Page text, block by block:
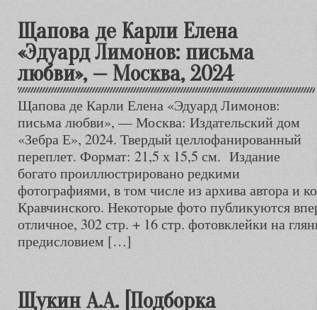
Щапова де Карли Елена
«Эдуард Лимонов: письма
любви», — Москва, 2024
Щапова де Карли Елена «Эдуард Лимонов:
письма любви», — Москва: Издательский дом
«Зебра Е», 2024. Твердый целлофанированный
переплет. Формат: 21,5 х 15,5 см. Издание
богато проиллюстрировано редкими
фотографиями, в том числе из архива автора и
Кравчинского. Некоторые фото публикуются
отличное, 302 стр. + 16 стр. фотовклейки на
предисловием […]
Щукин А.А. [Подборка